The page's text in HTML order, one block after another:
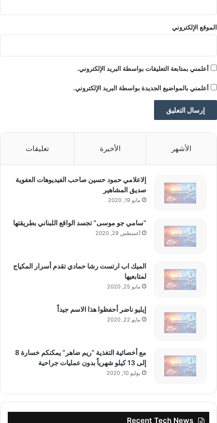
ويعتبر موزعون أن هذا التطوّر يعكس انتقال
سوق أكياس النيكوتين من مرحلة التجربة
المحدودة إلى مرحلة اعتماد أوسع وأكثر نضجاً
من قبل المستهلكين البالغين.
وتشير تقديرات السوق إلى أن REBEL و
KRATOS تمتلكان الحصة الغالبة من مبيعات
أكياس النيكوتين في لبنان، والتي تُقدَّر بنحو
٩٠٪؜ من إجمالي السوق، ما يعكس موقعهما
المتقدم في قطاع بدائل التبغ محلياً.
وتُطوَّر وتُوزَّع العلامتان دولياً من قبل
ويختلف المسار اللبناني بشكل ملحوظ عن
مسارات عدد من الدول الخليجية المجاورة،
حيث غالباً ما تسبق الأطر التنظيمية اعتماد
المستهلكين. ففي لبنان، دخلت أكياس
الموقع الإلكتروني
أعلمني بمتابعة التعليقات بواسطة البريد الإلكتروني.
أعلمني بالمواضيع الجديدة بواسطة البريد الإلكتروني.
الأشهر الأخيرة تعليقات
إلاعلامي حمود حسين صاحب الفيديوهات العفوية
صديق المشاهير
مايو 19, 2020
“سامي جو موسى” تجسد الواقع اللبناني بطريقتها
أغسطس 29, 2020
الميك اب ارتست رشا حمادي تقدم أسرار المكياج
لمتابعيها
مايو 25, 2020
إيليو ناضر أحفظوا هذا الاسم جيداً
مايو 22, 2020
مع أخصائية التغذية “ريم ضاهر” يمكنكم خسارة 8
إلى 13 كيلو شهرياً بدون عمليات جراحية
يوليو 10, 2020
Recent Tech News